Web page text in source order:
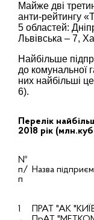
Майже дві
анти-рейтингу
5 областей:
Львівська – 7,
Найбільше
до комунальної
них найбільші
6).
Перелік
2018 рік
№
п/
п
Назва
1
ПРАТ "АК